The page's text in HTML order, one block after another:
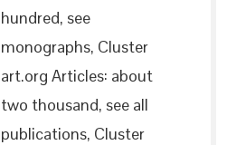
hundred, see
monographs, Cluster
art.org Articles: about
two thousand, see all
publications, Cluster